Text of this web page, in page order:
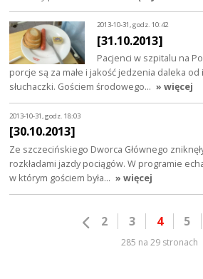
2013-10-31, godz. 10:42
[31.10.2013]
Pacjenci w szpitalu na
porcje są za małe i jakość jedzenia daleka od
słuchaczki. Gościem środowego… » więcej
2013-10-31, godz. 18:03
[30.10.2013]
Ze szczecińskiego Dworca Głównego
rozkładami jazdy pociągów. W programie
w którym gościem była… » więcej
2 3 4 5
285 na 29 stronach